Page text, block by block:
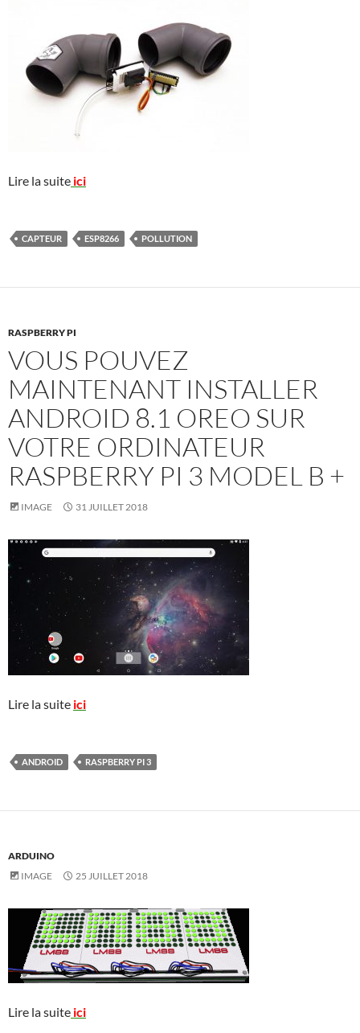
Lire la suite ici
CAPTEUR ESP8266 POLLUTION
RASPBERRY PI
VOUS POUVEZ
MAINTENANT INSTALLER
ANDROID 8.1 OREO SUR
VOTRE ORDINATEUR
RASPBERRY PI 3 MODEL B +
IMAGE 31 JUILLET 2018
Lire la suite ici
ANDROID RASPBERRY PI 3
ARDUINO
IMAGE
25 JUILLET 2018
Lire la suite ici